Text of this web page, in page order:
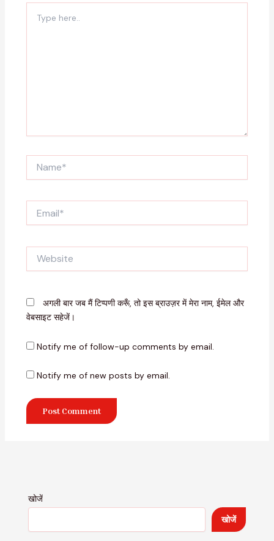
here..
अगली बार जब मैं टिप्पणी करूँ, तो इस ब्राउज़र में मेरा नाम, ईमेल और
वेबसाइट सहेजें।
Notify me of follow-up comments by email.
Notify me of new posts by email.
खोजें
खोजें